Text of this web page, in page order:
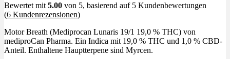
Bewertet mit 5.00 von 5, basierend auf 5 Kundenbewertungen
(6 Kundenrezensionen)
Motor Breath (Mediprocan Lunaris 19/1 19,0 % THC) von
mediproCan Pharma. Ein Indica mit 19,0 % THC und 1,0 % CBD-
Anteil. Enthaltene Hauptterpene sind Myrcen.